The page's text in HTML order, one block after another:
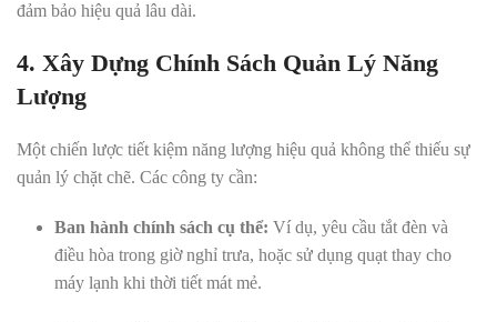
đảm bảo hiệu quả lâu dài.
4. Xây Dựng Chính Sách Quản Lý Năng
Lượng
Một chiến lược tiết kiệm năng lượng hiệu quả không thể thiếu sự
quản lý chặt chẽ. Các công ty cần:
Ban hành chính sách cụ thể: Ví dụ, yêu cầu tắt đèn và
điều hòa trong giờ nghỉ trưa, hoặc sử dụng quạt thay cho
máy lạnh khi thời tiết mát mẻ.